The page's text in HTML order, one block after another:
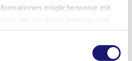
möglicherweise mit
die Sie ihnen bereitgestellt
Ihrer Nutzung der Dienste